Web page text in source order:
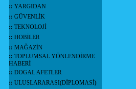
:: YARGIDAN
:: GÜVENLİK
:: TEKNOLOJİ
:: HOBİLER
:: MAĞAZİN
:: TOPLUMSAL YÖNLENDİRME
HABERİ
:: DOGAL AFETLER
:: ULUSLARARASI(DİPLOMASİ)